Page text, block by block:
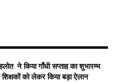
ने किया गाँधी सप्ताह का शुभारम्भ
को लेकर किया बड़ा ऐलान